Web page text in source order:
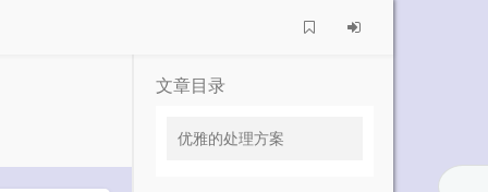
文章目录
优雅的处理方案